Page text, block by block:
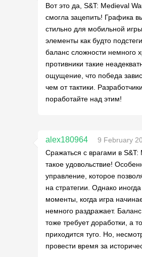
Вот это да, S&T: Medieval
смогла зацепить! Графика
стильно для мобильной
элементы как будто
баланс сложности немного
противники такие
ощущение, что победа
чем от тактики.
поработайте над этим!
alex180964
9 February
Сражаться с врагами в S&T:
такое удовольствие!
управление, которое
на стратегии. Однако
моменты, когда игра
немного раздражает.
тоже требует доработки, а
приходится туго. Но,
провести время за